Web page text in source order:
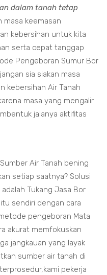
dalam tanah tetap
masa keemasan
kebersihan untuk kita
serta cepat tanggap
Pengeboran Sumur Bor
sia siakan masa
kebersihan Air Tanah
masa yang mengalir
jalanya aktifitas
Air Tanah bening
setiap saatnya? Solusi
Tukang Jasa Bor
sendiri dengan cara
pengeboran Mata
akurat memfokuskan
jangkauan yang layak
sumber air tanah di
pekerja